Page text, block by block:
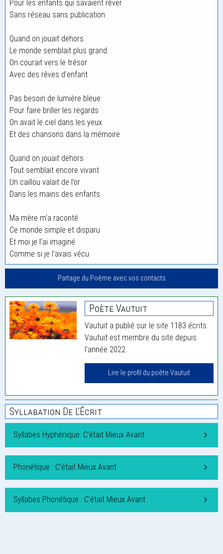
Pour les enfants qui savaient rêver
Sans réseau sans publication
Quand on jouait dehors
Le monde semblait plus grand
On courait vers le trésor
Avec des rêves d’enfant
Pas besoin de lumière bleue
Pour faire briller les regards
On avait le ciel dans les yeux
Et des chansons dans la mémoire
Quand on jouait dehors
Tout semblait encore vivant
Un caillou valait de l’or
Dans les mains des enfants
Ma mère m’a raconté
Ce monde simple et disparu
Et moi je l’ai imaginé
Comme si je l’avais vécu
Partage du Poème avec vos contacts
Poète Vautuit
Vautuit a publié sur le site 1183 écrits.
Vautuit est membre du site depuis
l'année 2022.
Lire le profil du poète Vautuit
Syllabation De L'Écrit
Syllabes Hyphénique: C’était Mieux Avant
Phonétique : C’était Mieux Avant
Syllabes Phonétique : C’était Mieux Avant